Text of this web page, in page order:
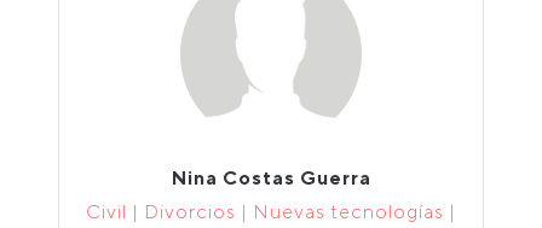
Nina Costas Guerra
Civil | Divorcios | Nuevas tecnologías |